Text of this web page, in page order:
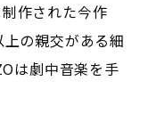
作された今作
の親交がある細
は劇中音楽を手